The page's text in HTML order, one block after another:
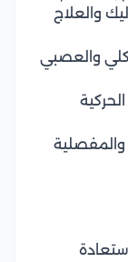
والعلاج
والعصبي